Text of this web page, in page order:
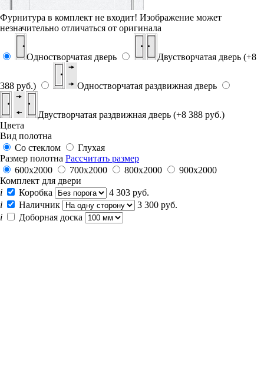
Фурнитура в комплект не входит! Изображение может
незначительно отличаться от оригинала
Одностворчатая дверь Двустворчатая дверь (+8
388 руб.) Одностворчатая раздвижная дверь
Двустворчатая раздвижная дверь (+8 388 руб.)
Цвета
Вид полотна
Со стеклом
Глухая
Размер полотна Рассчитать размер
600x2000
700x2000 800x2000
900x2000
Комплект для двери
i
Коробка
4 303 руб.
i
Наличник
3 300 руб.
i
Доборная доска